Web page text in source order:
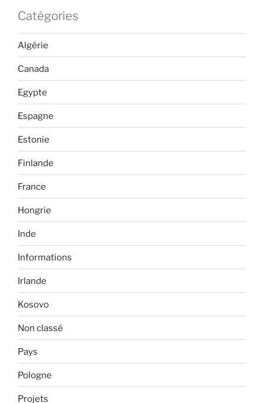
Catégories
Algérie
Canada
Egypte
Espagne
Estonie
Finlande
France
Hongrie
Inde
Informations
Irlande
Kosovo
Non classé
Pays
Pologne
Projets